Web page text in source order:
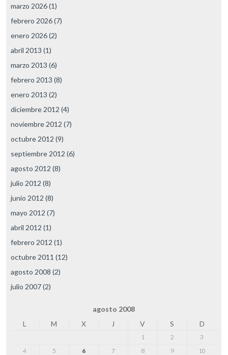
marzo 2026(1)
febrero 2026(7)
enero 2026(2)
abril 2013 (1)
marzo 2013 (6)
febrero 2013 (8)
enero 2013 (2)
diciembre 2012 (4)
noviembre 2012 (7)
octubre 2012 (9)
septiembre 2012 (6)
agosto 2012 (8)
julio 2012 (8)
junio 2012 (8)
mayo 2012 (7)
abril 2012 (1)
febrero 2012 (1)
octubre 2011 (12)
agosto 2008 (2)
julio 2007(2)
agosto 2008
L
M X J V S D
1 2
3
4
5 6 7 8 9
10